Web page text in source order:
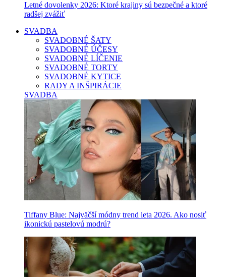
Letné dovolenky 2026: Ktoré krajiny sú bezpečné a ktoré
radšej zvážiť
SVADBA
SVADOBNÉ ŠATY
SVADOBNÉ ÚČESY
SVADOBNÉ LÍČENIE
SVADOBNÉ TORTY
SVADOBNÉ KYTICE
RADY A INŠPIRÁCIE
SVADBA
Tiffany Blue: Najväčší módny trend leta 2026. Ako nosiť
ikonickú pastelovú modrú?